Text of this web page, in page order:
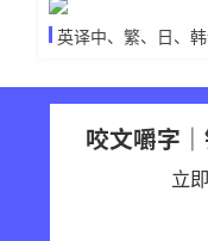
英译中、繁、日、
咬文嚼字
立